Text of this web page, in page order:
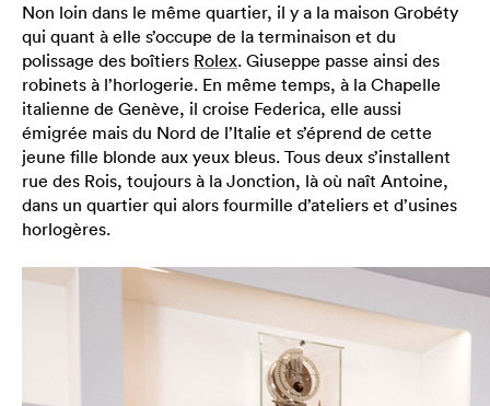
Non loin dans le même quartier, il y a la maison Grobéty
qui quant à elle s’occupe de la terminaison et du
polissage des boîtiers Rolex. Giuseppe passe ainsi des
robinets à l’horlogerie. En même temps, à la Chapelle
italienne de Genève, il croise Federica, elle aussi
émigrée mais du Nord de l’Italie et s’éprend de cette
jeune fille blonde aux yeux bleus. Tous deux s’installent
rue des Rois, toujours à la Jonction, là où naît Antoine,
dans un quartier qui alors fourmille d’ateliers et d’usines
horlogères.